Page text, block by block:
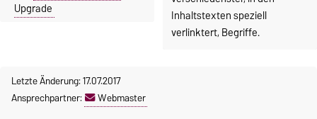
Inhaltstexten speziell
verlinktert, Begriffe.
Upgrade
Letzte Änderung: 17.07.2017
Ansprechpartner:
Webmaster